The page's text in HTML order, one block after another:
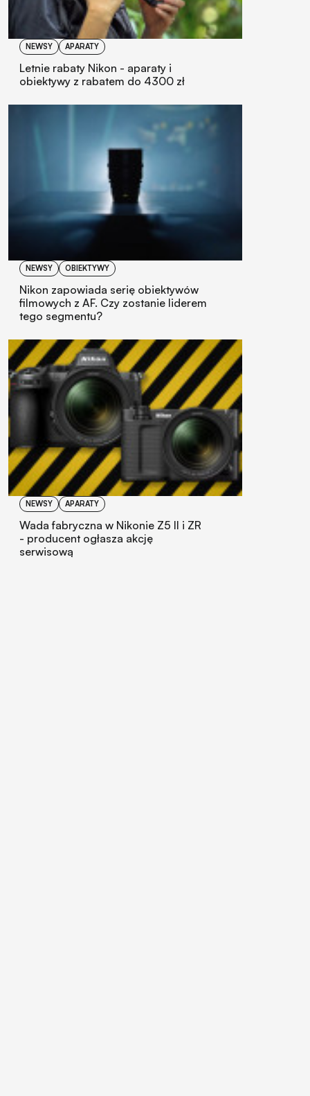
NEWSY APARATY
Letnie rabaty Nikon - aparaty i
obiektywy z rabatem do 4300 zł
NEWSY OBIEKTYWY
Nikon zapowiada serię obiektywów
filmowych z AF. Czy zostanie liderem
tego segmentu?
NEWSY APARATY
Wada fabryczna w Nikonie Z5 II i ZR
- producent ogłasza akcję
serwisową